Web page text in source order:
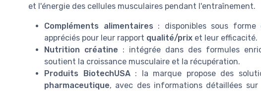
et l'énergie des cellules musculaires pendant l'entraînement.
Compléments alimentaires : disponibles sous
appréciés pour leur rapport qualité/prix et leur efficacité.
Nutrition créatine : intégrée dans des formules
soutient la croissance musculaire et la récupération.
Produits BiotechUSA: la marque propose des
pharmaceutique, avec des informations détaillées sur